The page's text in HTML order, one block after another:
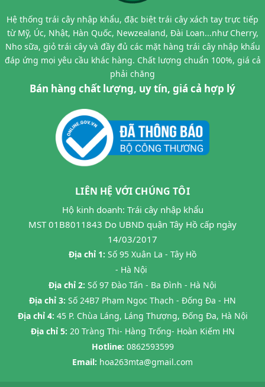
Hệ thống trái cây nhập khẩu, đặc biệt trái cây xách tay trực tiếp
từ Mỹ, Úc, Nhật, Hàn Quốc, Newzealand, Đài Loan...như Cherry,
Nho sữa, giỏ trái cây và đầy đủ các mặt hàng trái cây nhập khẩu
đáp ứng mọi yêu cầu khác hàng. Chất lượng chuẩn 100%, giá cả
phải chăng
Bán hàng chất lượng, uy tín, giá cả hợp lý
LIÊN HỆ VỚI CHÚNG TÔI
Hộ kinh doanh: Trái cây nhập khẩu
MST 01B8011843 Do UBND quận Tây Hồ cấp ngày
14/03/2017
Địa chỉ 1: Số 95 Xuân La - Tây Hồ
- Hà Nội
Địa chỉ 2: Số 97 Đào Tấn - Ba Đình - Hà Nội
Địa chỉ 3: Số 24B7 Phạm Ngọc Thạch - Đống Đa - HN
Địa chỉ 4: 45 P. Chùa Láng, Láng Thượng, Đống Đa, Hà Nội
Địa chỉ 5: 20 Tràng Thi- Hàng Trống- Hoàn Kiếm HN
Hotline: 0862593599
Email: hoa263mta@gmail.com